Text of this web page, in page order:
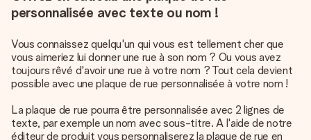
personnalisée avec texte ou nom !
Vous connaissez quelqu'un qui vous est tellement cher que
vous aimeriez lui donner une rue à son nom ? Ou vous avez
toujours rêvé d'avoir une rue à votre nom ? Tout cela devient
possible avec une plaque de rue personnalisée à votre nom !
La plaque de rue pourra être personnalisée avec 2 lignes de
texte, par exemple un nom avec sous-titre. A l'aide de notre
éditeur de produit vous personnaliserez la plaque de rue en